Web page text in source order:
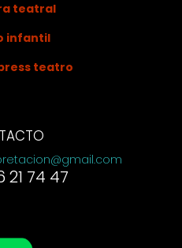
teatral
infantil
teatro
21 74 47